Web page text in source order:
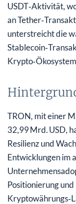
USDT‑Aktivität,
an
unterstreicht die
TRON, mit einer
32,99 Mrd. USD,
Resilienz und
Entwicklungen im
Positionierung